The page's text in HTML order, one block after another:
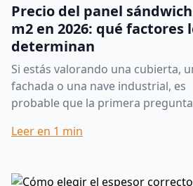
Precio del panel
m2 en 2026: qué factores
determinan
Si estás valorando una cubierta,
fachada o una nave industrial, es
probable que la primera
sándwich por m2. La respuesta
Leer en 1 min